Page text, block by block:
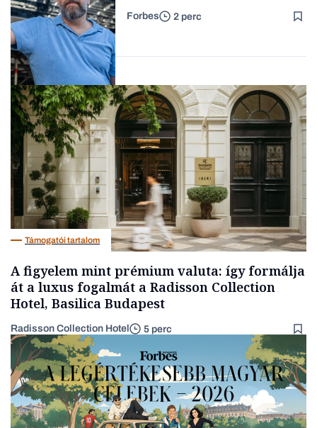
Forbes-sztori
Társadalom
Forbes 2 perc
Támogatói tartalom
A figyelem mint prémium valuta: így formálja
át a luxus fogalmát a Radisson Collection
Hotel, Basilica Budapest
Radisson Collection Hotel 5 perc